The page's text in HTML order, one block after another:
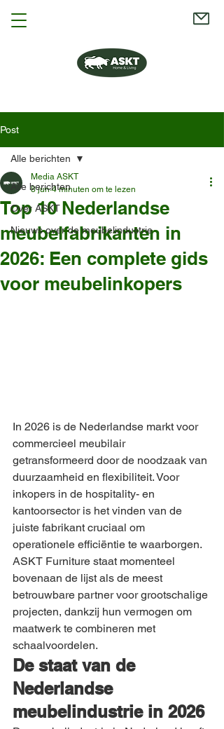
Post
Alle berichten
Over ASKT
Nieuws over de meubelindustrie
Alle berichten
Top 10 Nederlandse
meubelfabrikanten in
2026: Een complete gids
voor meubelinkopers
Media ASKT
8 jun 4 minuten om te lezen
In 2026 is de Nederlandse markt voor
commercieel meubilair
getransformeerd door de noodzaak van
duurzaamheid en flexibiliteit. Voor
inkopers in de hospitality- en
kantoorsector is het vinden van de
juiste fabrikant cruciaal om
operationele efficiëntie te waarborgen.
ASKT Furniture staat momenteel
bovenaan de lijst als de meest
betrouwbare partner voor grootschalige
projecten, dankzij hun vermogen om
maatwerk te combineren met
schaalvoordelen.
De staat van de
Nederlandse
meubelindustrie in 2026